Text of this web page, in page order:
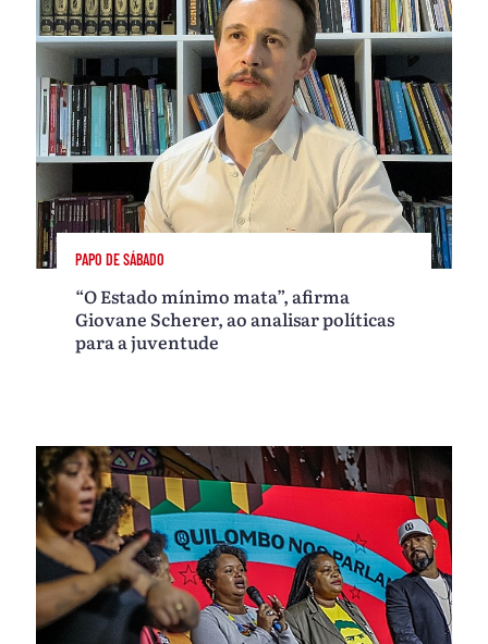
PAPO DE SÁBADO
“O Estado mínimo mata”, afirma
Giovane Scherer, ao analisar políticas
para a juventude